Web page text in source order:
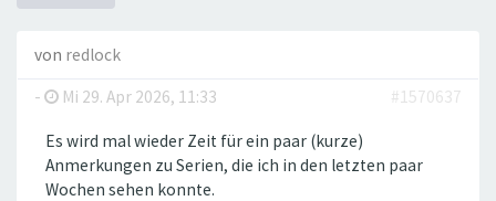
von redlock
-
Mi 29. Apr 2026, 11:33 #1570637
Es wird mal wieder Zeit für ein paar (kurze)
Anmerkungen zu Serien, die ich in den letzten paar
Wochen sehen konnte.